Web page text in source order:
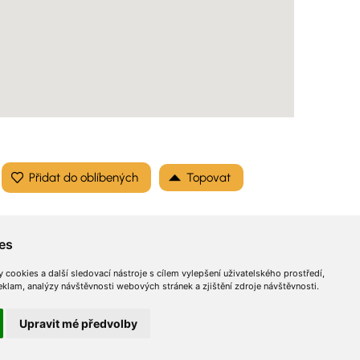
cookies a další sledovací nástroje s cílem vylepšení uživatelského prostředí,
analýzy návštěvnosti webových stránek a zjištění zdroje návštěvnosti.
Upravit mé předvolby
Topovat
Optimalizace
© 2026 InzertníStránky.cz všechna práva vyhrazena